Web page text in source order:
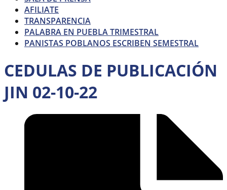
AFILIATE
TRANSPARENCIA
PALABRA EN PUEBLA TRIMESTRAL
PANISTAS POBLANOS ESCRIBEN SEMESTRAL
CEDULAS DE PUBLICACIÓN
JIN 02-10-22